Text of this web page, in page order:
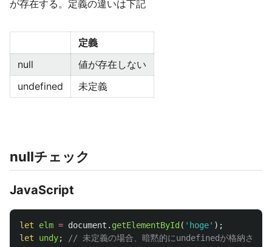
が存在する。定義の違いは下記
定義
null
値が存在しない
undefined
未定義
nullチェック
JavaScript
let elm = document . getElementById ( ' hoge' );
let
undy; // 未定義の場合、暗黙的にundefinedが格納されて